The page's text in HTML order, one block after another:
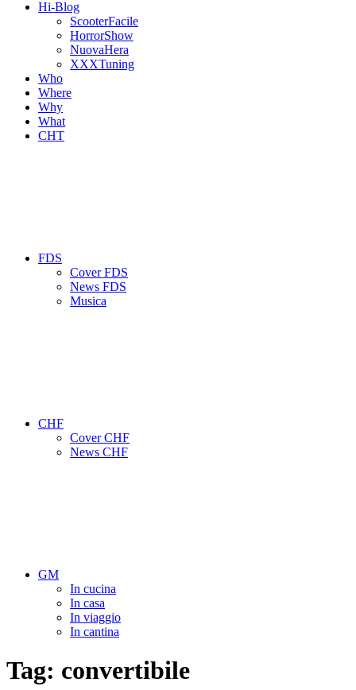
Hi-Blog
ScooterFacile
HorrorShow
NuovaHera
XXXTuning
Who
Where
Why
What
CHT
FDS
Cover FDS
News FDS
Musica
CHF
Cover CHF
News CHF
GM
In cucina
In casa
In viaggio
In cantina
Tag: convertibile